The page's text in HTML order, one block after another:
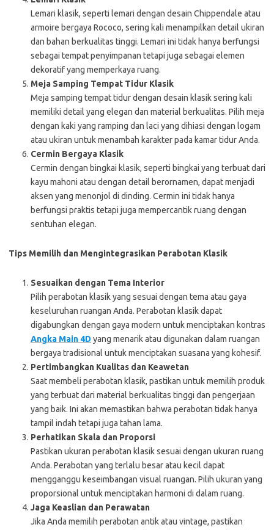
Lemari klasik, seperti lemari dengan desain Chippendale atau
armoire bergaya Rococo, sering kali menampilkan detail ukiran
dan bahan berkualitas tinggi. Lemari ini tidak hanya berfungsi
sebagai tempat penyimpanan tetapi juga sebagai elemen
dekoratif yang memperkaya ruang.
Meja Samping Tempat Tidur Klasik
Meja samping tempat tidur dengan desain klasik sering kali
memiliki detail yang elegan dan material berkualitas. Pilih meja
dengan kaki yang ramping dan laci yang dihiasi dengan logam
atau ukiran untuk menambah karakter pada kamar tidur Anda.
Cermin Bergaya Klasik
Cermin dengan bingkai klasik, seperti bingkai yang terbuat dari
kayu mahoni atau dengan detail berornamen, dapat menjadi
aksen yang menonjol di dinding. Cermin ini tidak hanya
berfungsi praktis tetapi juga mempercantik ruang dengan
sentuhan elegan.
Tips Memilih dan Mengintegrasikan Perabotan Klasik
Sesuaikan dengan Tema Interior
Pilih perabotan klasik yang sesuai dengan tema atau gaya
keseluruhan ruangan Anda. Perabotan klasik dapat
digabungkan dengan gaya modern untuk menciptakan kontras
Angka Main 4D yang menarik atau digunakan dalam ruangan
bergaya tradisional untuk menciptakan suasana yang kohesif.
Pertimbangkan Kualitas dan Keawetan
Saat membeli perabotan klasik, pastikan untuk memilih produk
yang terbuat dari material berkualitas tinggi dan pengerjaan
yang baik. Ini akan memastikan bahwa perabotan tidak hanya
tampil indah tetapi juga tahan lama.
Perhatikan Skala dan Proporsi
Pastikan ukuran perabotan klasik sesuai dengan ukuran ruang
Anda. Perabotan yang terlalu besar atau kecil dapat
mengganggu keseimbangan visual ruangan. Pilih ukuran yang
proporsional untuk menciptakan harmoni di dalam ruang.
Jaga Keaslian dan Perawatan
Jika Anda memilih perabotan antik atau vintage, pastikan